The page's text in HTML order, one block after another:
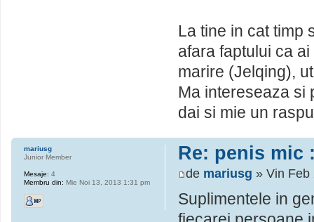
La tine in cat timp
afara faptului ca
marire (Jelqing),
Ma intereseaza si
dai si mie un
Re: penis mic
de mariusg » Vin Feb
Suplimentele in
mariusg
Junior Member
Mesaje: 4
Membru din: Mie Noi 13, 2013 1:31 pm